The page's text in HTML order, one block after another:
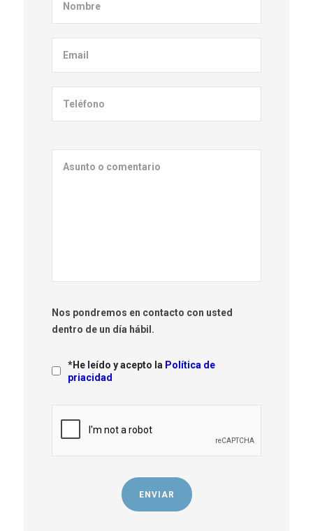
Nos pondremos en contacto con usted
dentro de un día hábil.
*He leído y acepto la Política de
priacidad